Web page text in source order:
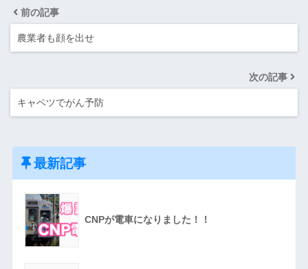
前の記事
農業者も顔を出せ
次の記事
キャベツでがん予防
最新記事
CNPが電車になりました！！